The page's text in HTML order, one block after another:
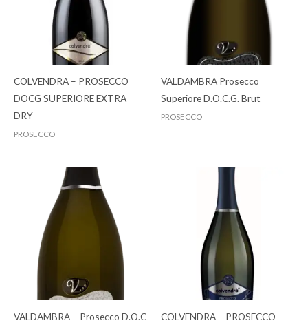
COLVENDRA – PROSECCO
DOCG SUPERIORE EXTRA
DRY
PROSECCO
VALDAMBRA Prosecco
Superiore D.O.C.G. Brut
PROSECCO
VALDAMBRA – Prosecco D.O.C
COLVENDRA – PROSECCO